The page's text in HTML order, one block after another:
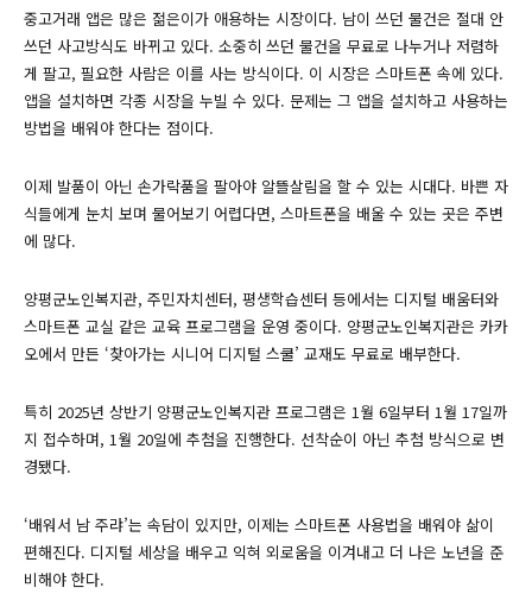
중고거래 앱은 많은 젊은이가 애용하는 시장이다. 남이 쓰던 물건은 절대 안
쓰던 사고방식도 바뀌고 있다. 소중히 쓰던 물건을 무료로 나누거나 저렴하
게 팔고, 필요한 사람은 이를 사는 방식이다. 이 시장은 스마트폰 속에 있다.
앱을 설치하면 각종 시장을 누빌 수 있다. 문제는 그 앱을 설치하고 사용하는
방법을 배워야 한다는 점이다.
이제 발품이 아닌 손가락품을 팔아야 알뜰살림을 할 수 있는 시대다. 바쁜 자
식들에게 눈치 보며 물어보기 어렵다면, 스마트폰을 배울 수 있는 곳은 주변
에 많다.
양평군노인복지관, 주민자치센터, 평생학습센터 등에서는 디지털 배움터와
스마트폰 교실 같은 교육 프로그램을 운영 중이다. 양평군노인복지관은 카카
오에서 만든 ‘찾아가는 시니어 디지털 스쿨’ 교재도 무료로 배부한다.
특히 2025년 상반기 양평군노인복지관 프로그램은 1월 6일부터 1월 17일까
지 접수하며, 1월 20일에 추첨을 진행한다. 선착순이 아닌 추첨 방식으로 변
경됐다.
‘배워서 남 주랴’는 속담이 있지만, 이제는 스마트폰 사용법을 배워야 삶이
편해진다. 디지털 세상을 배우고 익혀 외로움을 이겨내고 더 나은 노년을 준
비해야 한다.